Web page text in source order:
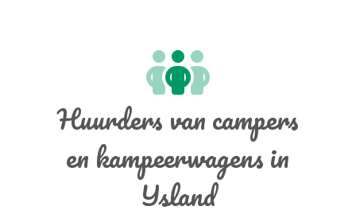
Huurders van campers
en kampeerwagens in
IJsland